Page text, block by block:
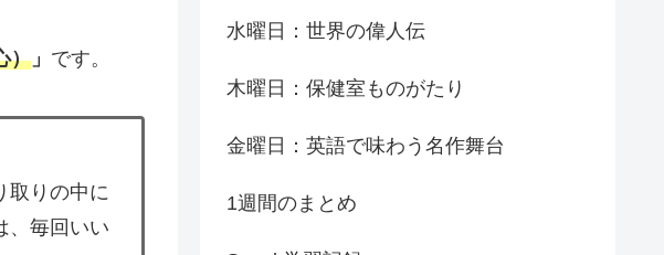
） 」 です。
取りの中に
、毎回いい
水曜日：世界の偉人伝
木曜日：保健室ものがたり
金曜日：英語で味わう名作舞台
1週間のまとめ